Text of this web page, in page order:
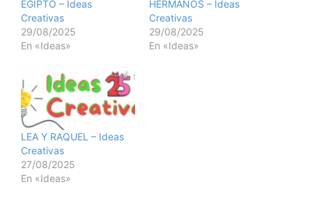
EGIPTO – Ideas
Creativas
29/08/2025
En «Ideas»
HERMANOS – Ideas
Creativas
29/08/2025
En «Ideas»
LEA Y RAQUEL – Ideas
Creativas
27/08/2025
En «Ideas»